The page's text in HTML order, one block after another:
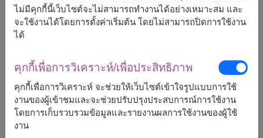
ฟรีจัดส่ง + ฟรีการ์ดเขียนข้อความ
หมายเหตุ:
การจัดและดอกไม้อาจจะแตกต่างจากที่เห็นในรูปบ้าง
เล็กน้อย ขึ้นอยู่กับฤดูกาลและพื้นที่จัดส่ง
ราคาเปลี่ยนแปลงตามพื้นที่จัดส่ง
ไม่มีคุกกี้นี้เว็บไซต์จะไม่สามารถทำงานได้อย่างเหมาะสม และ
จะใช้งานได้โดยการตั้งค่าเริ่มต้น โดยไม่สามารถปิดการใช้งาน
ได้
คุกกี้เพื่อการวิเคราะห์/เพื่อประสิทธิภาพ
คุกกี้เพื่อการวิเคราะห์ จะช่วยให้เว็บไซต์เข้าใจรูปแบบการใช้
งานของผู้เข้าชมและจะช่วยปรับปรุงประสบการณ์การใช้งาน
โดยการเก็บรวบรวมข้อมูลและรายงานผลการใช้งานของผู้ใช้
งาน